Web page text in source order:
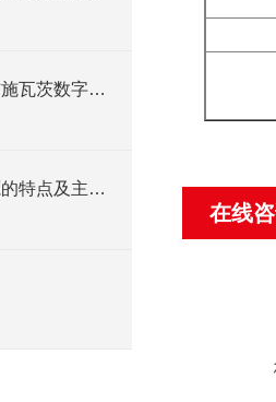
如何确保使用罗德与施瓦茨数字示波器的安全性？
台式直流可编程电源的特点及主要用途
在线